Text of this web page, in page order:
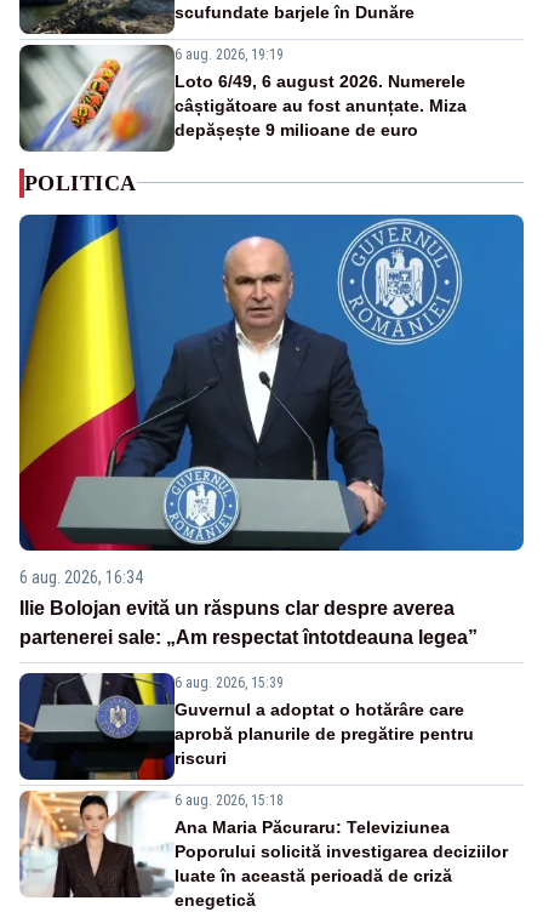
scufundate barjele în Dunăre
6 aug. 2026, 19:19
Loto 6/49, 6 august 2026. Numerele
câștigătoare au fost anunțate. Miza
depășește 9 milioane de euro
POLITICA
6 aug. 2026, 16:34
Ilie Bolojan evită un răspuns clar despre averea
partenerei sale: „Am respectat întotdeauna legea”
6 aug. 2026, 15:39
Guvernul a adoptat o hotărâre care
aprobă planurile de pregătire pentru
riscuri
6 aug. 2026, 15:18
Ana Maria Păcuraru: Televiziunea
Poporului solicită investigarea deciziilor
luate în această perioadă de criză
enegetică